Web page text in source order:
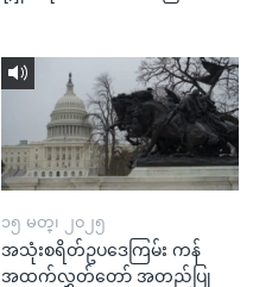
၁၅ မတ္၊ ၂၀၂၅
အသုံးစရိတ်ဥပဒေကြမ်း ကန်
အထက်လွှတ်တော် အတည်ပြု